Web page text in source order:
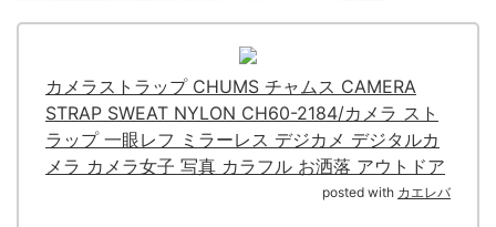
カメラストラップ CHUMS チャムス CAMERA
STRAP SWEAT NYLON CH60-2184/カメラ スト
ラップ 一眼レフ ミラーレス デジカメ デジタルカ
メラ カメラ女子 写真 カラフル お洒落 アウトドア
posted with カエレバ